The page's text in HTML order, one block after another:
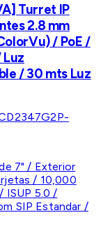
Turret IP
2.8 mm
/ PoE /
Luz
/ 30 mts Luz